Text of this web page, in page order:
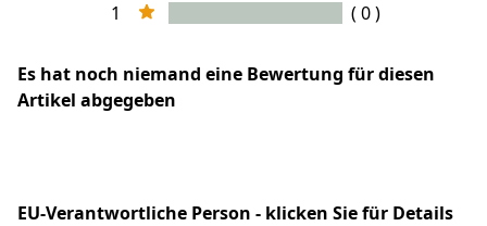
1
( 0 )
Es hat noch niemand eine Bewertung für diesen
Artikel abgegeben
EU-Verantwortliche Person - klicken Sie für Details